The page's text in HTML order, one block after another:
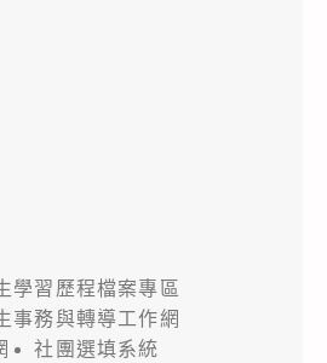
學習歷程檔案專區
事務與轉導工作網
社團選填系統